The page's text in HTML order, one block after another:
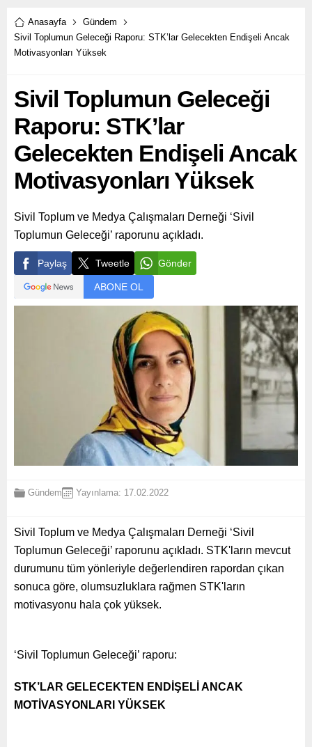
Anasayfa
Gündem
Sivil Toplumun Geleceği Raporu: STK’lar Gelecekten Endişeli Ancak
Motivasyonları Yüksek
Sivil Toplumun Geleceği
Raporu: STK’lar
Gelecekten Endişeli Ancak
Motivasyonları Yüksek
Sivil Toplum ve Medya Çalışmaları Derneği ‘Sivil
Toplumun Geleceği’ raporunu açıkladı.
Paylaş Tweetle Gönder
ABONE OL
Gündem Yayınlama: 17.02.2022
Sivil Toplum ve Medya Çalışmaları Derneği ‘Sivil
Toplumun Geleceği’ raporunu açıkladı. STK'ların mevcut
durumunu tüm yönleriyle değerlendiren rapordan çıkan
sonuca göre, olumsuzluklara rağmen STK'ların
motivasyonu hala çok yüksek.
‘Sivil Toplumun Geleceği’ raporu:
STK’LAR GELECEKTEN ENDİŞELİ ANCAK
MOTİVASYONLARI YÜKSEK